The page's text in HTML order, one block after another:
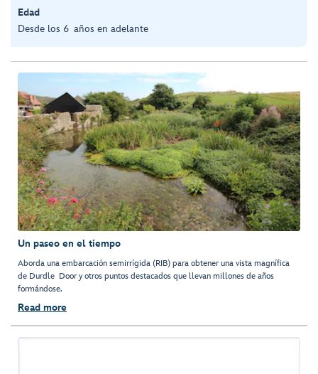
Edad
Desde los 6 años en adelante
Un paseo en el tiempo
Aborda una embarcación semirrígida (RIB) para obtener una vista magnífica
de Durdle Door y otros puntos destacados que llevan millones de años
formándose.
Read more